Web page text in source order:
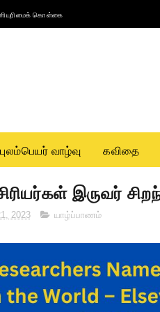
கொள்கை
புலம்பெயர் வாழ்வு கவிதை
இருவர்
2023 யாழ்ப்பாணம்